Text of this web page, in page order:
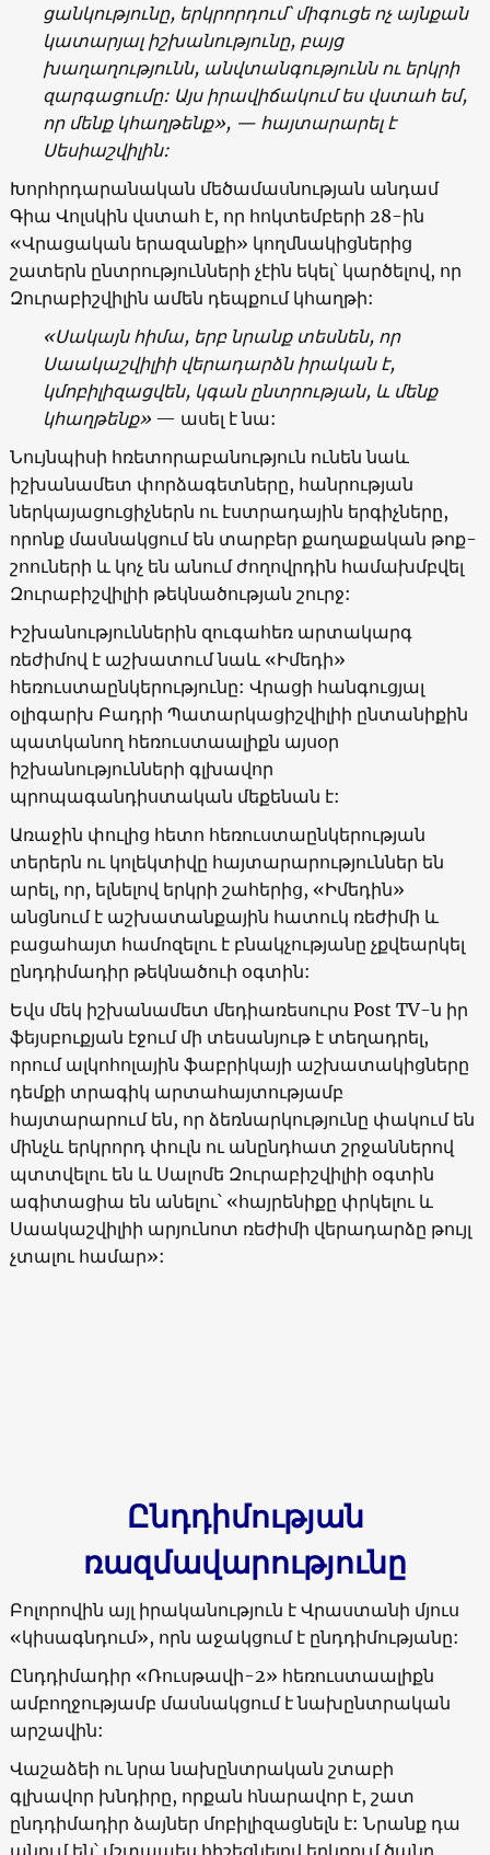
ցանկությունը, երկրորդում՝ միգուցե ոչ այնքան
կատարյալ իշխանությունը, բայց
խաղաղությունն, անվտանգությունն ու երկրի
զարգացումը: Այս իրավիճակում ես վստահ եմ,
որ մենք կհաղթենք», — հայտարարել է
Սեսիաշվիլին:
Խորհրդարանական մեծամասնության անդամ
Գիա Վոլսկին վստահ է, որ հոկտեմբերի 28-ին
«Վրացական երազանքի» կողմնակիցներից
շատերն ընտրությունների չէին եկել՝ կարծելով, որ
Զուրաբիշվիլին ամեն դեպքում կհաղթի:
«Սակայն հիմա, երբ նրանք տեսնեն, որ
Սաակաշվիլիի վերադարձն իրական է,
կմոբիլիզացվեն, կգան ընտրության, և մենք
կհաղթենք»— ասել է նա:
Նույնպիսի հռետորաբանություն ունեն նաև
իշխանամետ փորձագետները, հանրության
ներկայացուցիչներն ու էստրադային երգիչները,
որոնք մասնակցում են տարբեր քաղաքական թոք-
շոուների և կոչ են անում ժողովրդին համախմբվել
Զուրաբիշվիլիի թեկնածության շուրջ:
Իշխանություններին զուգահեռ արտակարգ
ռեժիմով է աշխատում նաև «Իմեդի»
հեռուստաընկերությունը: Վրացի հանգուցյալ
օլիգարխ Բադրի Պատարկացիշվիլիի ընտանիքին
պատկանող հեռուստաալիքն այսօր
իշխանությունների գլխավոր
պրոպագանդիստական մեքենան է:
Առաջին փուլից հետո հեռուստաընկերության
տերերն ու կոլեկտիվը հայտարարություններ են
արել, որ, ելնելով երկրի շահերից, «Իմեդին»
անցնում է աշխատանքային հատուկ ռեժիմի և
բացահայտ համոզելու է բնակչությանը չքվեարկել
ընդդիմադիր թեկնածուի օգտին:
Եվս մեկ իշխանամետ մեդիառեսուրս Post TV-ն իր
ֆեյսբուքյան էջում մի տեսանյութ է տեղադրել,
որում ալկոհոլային ֆաբրիկայի աշխատակիցները
դեմքի տրագիկ արտահայտությամբ
հայտարարում են, որ ձեռնարկությունը փակում են
մինչև երկրորդ փուլն ու անընդհատ շրջաններով
պտտվելու են և Սալոմե Զուրաբիշվիլիի օգտին
ագիտացիա են անելու՝ «հայրենիքը փրկելու և
Սաակաշվիլիի արյունոտ ռեժիմի վերադարձը թույլ
չտալու համար»:
Ընդդիմության
ռազմավարությունը
Բոլորովին այլ իրականություն է Վրաստանի մյուս
«կիսագնդում», որն աջակցում է ընդդիմությանը:
Ընդդիմադիր «Ռուսթավի-2» հեռուստաալիքն
ամբողջությամբ մասնակցում է նախընտրական
արշավին:
Վաշաձեի ու նրա նախընտրական շտաբի
գլխավոր խնդիրը, որքան հնարավոր է, շատ
ընդդիմադիր ձայներ մոբիլիզացնելն է: Նրանք դա
անում են՝ մշտապես հիշեցնելով երկրում ծանր